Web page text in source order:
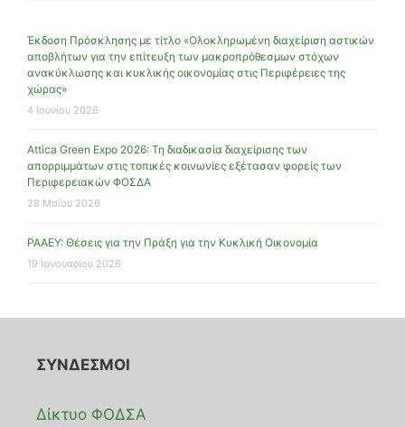
Έκδοση Πρόσκλησης με τίτλο «Ολοκληρωμένη διαχείριση αστικών
αποβλήτων για την επίτευξη των μακροπρόθεσμων στόχων
ανακύκλωσης και κυκλικής οικονομίας στις Περιφέρειες της
χώρας»
4 Ιουνίου 2026
Attica Green Expo 2026: Τη διαδικασία διαχείρισης των
απορριμμάτων στις τοπικές κοινωνίες εξέτασαν φορείς των
Περιφερειακών ΦΟΣΔΑ
28 Μαΐου 2026
ΡΑΑΕΥ: Θέσεις για την Πράξη για την Κυκλική Οικονομία
19 Ιανουαρίου 2026
ΣΥΝΔΕΣΜΟΙ
Δίκτυο ΦΟΔΣΑ